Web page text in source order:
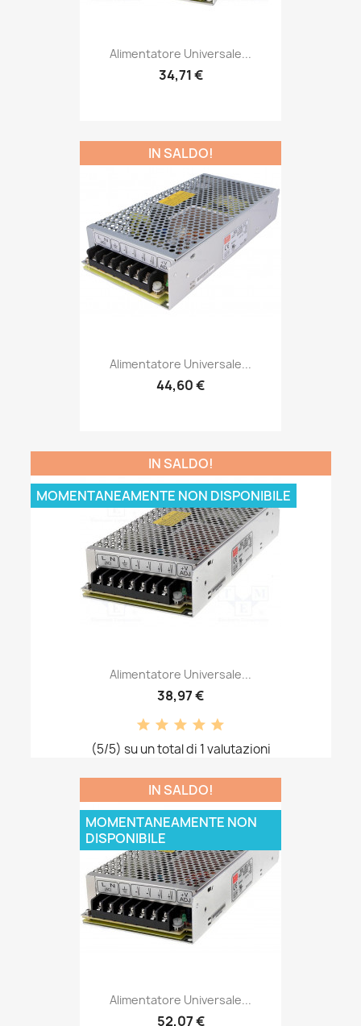
Alimentatore Universale...
34,71 €
Alimentatore Universale...
44,60 €
IN SALDO!
Alimentatore Universale...
38,97 €
(5/5) su un total di 1 valutazioni
IN SALDO!
MOMENTANEAMENTE NON DISPONIBILE
Alimentatore Universale...
52,07 €
IN SALDO!
MOMENTANEAMENTE NON
DISPONIBILE